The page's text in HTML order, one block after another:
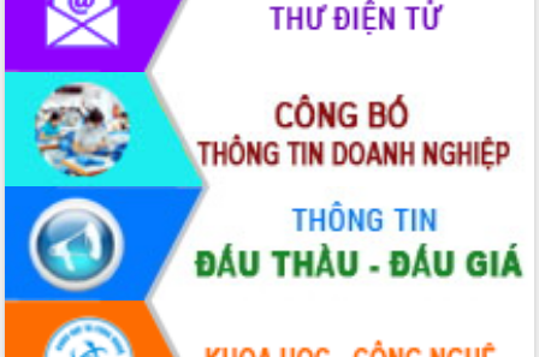
Hội nghị triển khai kết nối mạng
truyền số liệu chuyên dùng phục vụ cơ
quan Đảng, Nhà nước
Lễ phát động chuỗi hoạt động chung
tay làm sạch môi trường
Xã Ea Kar bước chuyển mình trong
công tác cải cách hành chính mô hình
mới
UBND tỉnh họp báo định kỳ tháng 4
năm 2026
Hội thảo khoa học “Giải pháp thúc đẩy
phát triển nền kinh tế xanh tại tỉnh
Đắk Lắk”